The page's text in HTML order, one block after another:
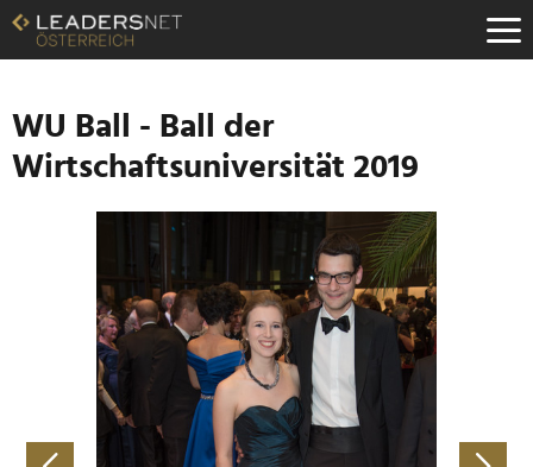
Zum
Inhalt
Zur
Navigation
Zur
Hauptnavigation
WU Ball - Ball der
Wirtschaftsuniversität 2019